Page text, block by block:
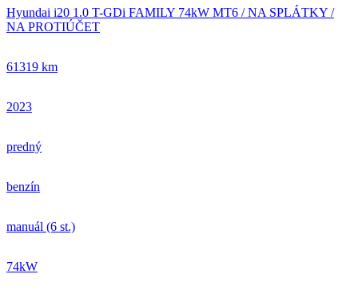
Hyundai i20 1.0 T-GDi FAMILY 74kW MT6 / NA SPLÁTKY /
NA PROTIÚČET
61319 km
2023
predný
benzín
manuál (6 st.)
74kW